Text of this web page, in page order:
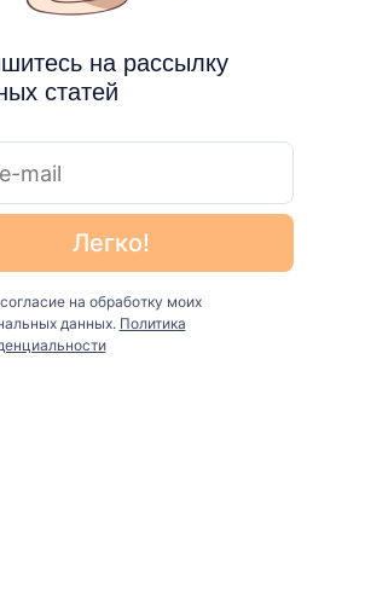
на рассылку
статей
на обработку моих
данных. Политика